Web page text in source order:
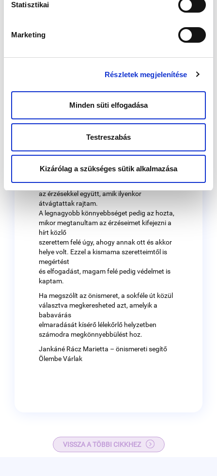
Statisztikai
Marketing
Részletek megjelenítése
Minden süti elfogadása
Testreszabás
Kizárólag a szükséges sütik alkalmazása
önmarcangolás: milyen ember vagyok én, aki
érzésekkel reagál.
mutassak semmit. Sőt, inkább a szöges
őszinte örömöt és
együtt örülést, aminek akkor és ott a szikrája
Aztán a segítőmmel folytatott egyéni segítő
beszélgetések hatására kialakult bennem egy
magam felé. A segítőm elfogadó kísérése és a
tükör, amit tartott nekem, hozzásegítettek
ahhoz, hogy
megértsem és megszeressem magam ezekkel
az érzésekkel együtt, amik ilyenkor
átvágtattak rajtam.
A legnagyobb könnyebbséget pedig az hozta,
mikor megtanultam az érzéseimet kifejezni a
hírt közlő
szerettem felé úgy, ahogy annak ott és akkor
helye volt. Ezzel a kismama szeretteimtől is
megértést
és elfogadást, magam felé pedig védelmet is
kaptam.
Ha megszólít az önismeret, a sokféle út közül
választva megkeresheted azt, amelyik a
babavárás
elmaradását kísérő lélekőrlő helyzetben
számodra megkönnyebbülést hoz.
Jankáné Rácz Marietta – önismereti segítő
Ölembe Várlak
VISSZA A TÖBBI CIKKHEZ